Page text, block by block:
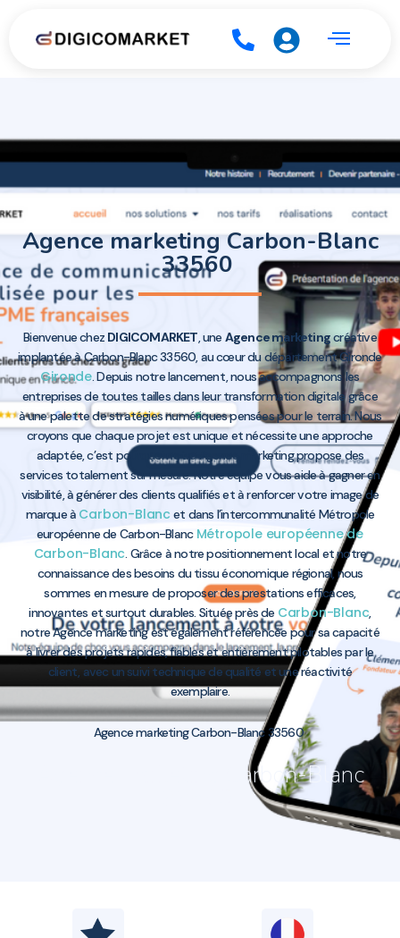
Agence marketing Carbon-Blanc
33560
Bienvenue chez DIGICOMARKET , une Agence marketingcréative
implantée à Carbon-Blanc 33560, au cœur du département Gironde
Gironde . Depuis notre lancement, nous accompagnons les
entreprises de toutes tailles dans leur transformation digitale grâce
à une palette de stratégies numériques pensées pour le terrain. Nous
croyons que chaque projet est unique et nécessite une approche
adaptée, c’est pourquoi notre Agence marketing propose des
services totalement sur mesure. Notre équipe vous aide à gagner en
visibilité, à générer des clients qualifiés et à renforcer votre image de
marque à Carbon-Blanc et dans l’intercommunalité Métropole
européenne de Carbon-Blanc Métropole européenne de
Carbon-Blanc . Grâce à notre positionnement local et notre
connaissance des besoins du tissu économique régional, nous
sommes en mesure de proposer des prestations efficaces,
innovantes et surtout durables. Située près de Carbon-Blanc
notre Agence marketing est également référencée pour sa capacité
à livrer des projets rapides, fiables et entièrement pilotables par le
client, avec un suivi technique de qualité et une réactivité
exemplaire.
Agence marketing Carbon-Blanc 33560
Agence marketing Carbon-Blanc